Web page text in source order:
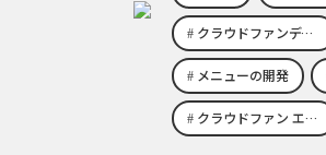
クラウドファンディング
メニューの開発
クラウドファン エコビジネス